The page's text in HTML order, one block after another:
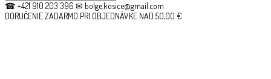
☎ +421 910 203 396 ✉ bolge.kosice@gmail.com
DORUČENIE ZADARMO PRI OBJEDNÁVKE NAD 50,00 €